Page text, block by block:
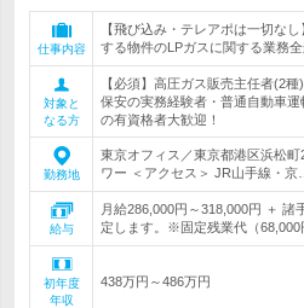
仕事内容
【飛び込み・テレアポは一切な
する物件のLPガスに関する業務
対象と
なる方
【必須】高圧ガス販売主任者(2
保安の実務経験者・普通自動車
の有資格者大歓迎！
勤務地
東京オフィス／東京都港区浜松
ワー ＜アクセス＞ JR山手線・京…
給与
月給286,000円～318,000円 ＋
定します。※固定残業代（68,000
初年度
年収
438万円～486万円